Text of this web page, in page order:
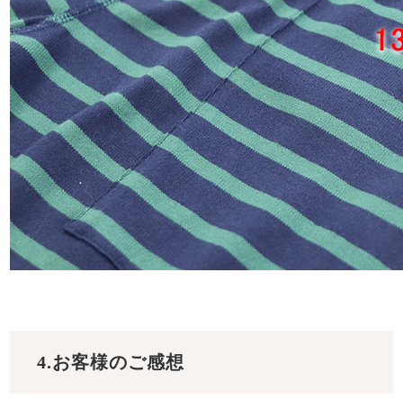
4.お客様のご感想